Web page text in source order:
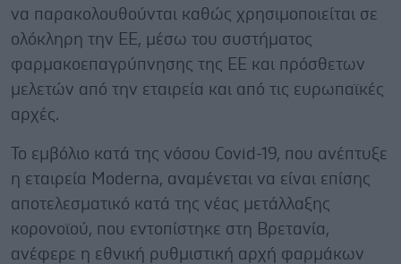
να παρακολουθούνται καθώς χρησιμοποιείται σε
ολόκληρη την ΕΕ, μέσω του συστήματος
φαρμακοεπαγρύπνησης της ΕΕ και πρόσθετων
μελετών από την εταιρεία και από τις ευρωπαϊκές
αρχές.
Το εμβόλιο κατά της νόσου Covid-19, που ανέπτυξε
η εταιρεία Moderna, αναμένεται να είναι επίσης
αποτελεσματικό κατά της νέας μετάλλαξης
κορονοϊού, που εντοπίστηκε στη Βρετανία,
ανέφερε η εθνική ρυθμιστική αρχή φαρμάκων